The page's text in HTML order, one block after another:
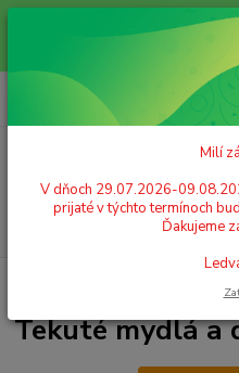
Milí zákazníci! V dňoch
Objednávky prijaté v týchto
Ďakujeme za
+421 908 755 958
Po. - Pia. od 9:00 hod. - 16:00 hod.
Tekuté mydlá a
Milí
V dňoch 29.07.2026-
prijaté v týchto termínoch
Ďakujeme